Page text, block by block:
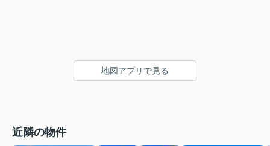
地図アプリで見る
近隣の物件